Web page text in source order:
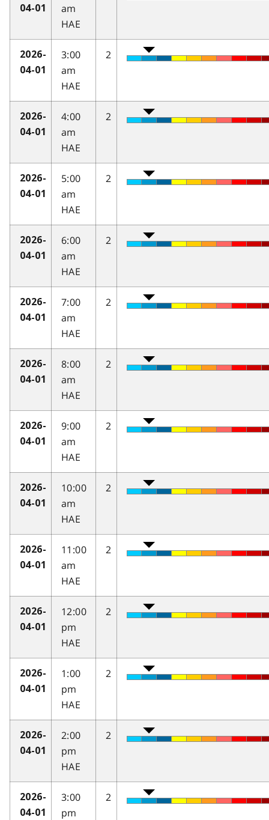
04-01
am
HAE
2026-
04-01
3:00
am
HAE
2
2026-
04-01
4:00
am
HAE
2
2026-
04-01
5:00
am
HAE
2
2026-
04-01
6:00
am
HAE
2
2026-
04-01
7:00
am
HAE
2
2026-
04-01
8:00
am
HAE
2
2026-
04-01
9:00
am
HAE
2
2026-
04-01
10:00
am
HAE
2
2026-
04-01
11:00
am
HAE
2
2026-
04-01
12:00
pm
HAE
2
2026-
04-01
1:00
pm
HAE
2
2026-
04-01
2:00
pm
HAE
2
2026-
04-01
3:00
pm
2